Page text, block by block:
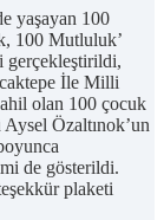
yaşayan 100
100 Mutluluk’
gerçekleştirildi,
İle Milli
olan 100 çocuk
Özaltınok’un
de gösterildi.
plaketi